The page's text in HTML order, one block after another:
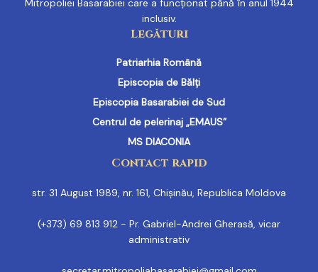
Mitropoliei Basarabiei care a funcționat până în anul 1944
inclusiv.
Legături
Patriarhia Română
Episcopia de Bălți
Episcopia Basarabiei de Sud
Centrul de pelerinaj „EMAUS”
MS DIACONIA
Contact rapid
str. 31 August 1989, nr. 161, Chișinău, Republica Moldova
(+373) 69 813 912 - Pr. Gabriel-Andrei Gherasă, vicar
administrativ